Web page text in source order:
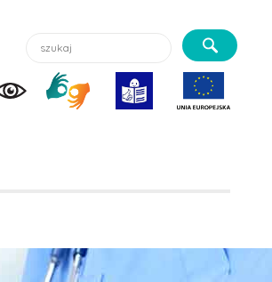
Szukaj lekarzy, usługi, aktualności: